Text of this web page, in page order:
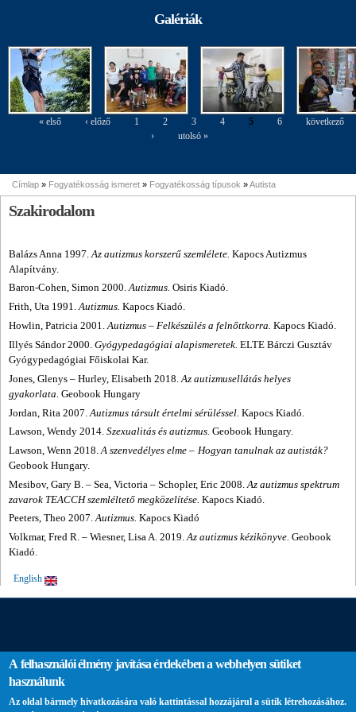
képekben
Galériák
Oldalak
« első ‹ előző 1 2 3 4 5 6
következő
›
utolsó »
Jelenlegi hely
Címlap » Fogyatékosság ismeret » Fogyatékosság típusok »Autista
Szakirodalom
Balázs Anna 1997. Az autizmus korszerű szemlélete. Kapocs Autizmus
Alapítvány.
Baron-Cohen, Simon 2000. Autizmus. Osiris Kiadó.
Frith, Uta 1991. Autizmus. Kapocs Kiadó.
Howlin, Patricia 2001. Autizmus – Felkészülés a felnőttkorra. Kapocs Kiadó.
Illyés Sándor 2000. Gyógypedagógiai alapismeretek. ELTE Bárczi Gusztáv
Gyógypedagógiai Főiskolai Kar.
Jones, Glenys – Hurley, Elisabeth 2018. Az autizmusellátás helyes
gyakorlata. Geobook Hungary
Jordan, Rita 2007. Autizmus társult értelmi sérüléssel. Kapocs Kiadó
Lawson, Wendy 2014. Szexualitás és autizmus. Geobook Hungary.
Lawson, Wenn 2018. A szenvedélyes elme – Hogyan tanulnak az autisták?
Geobook Hungary.
Mesibov, Gary B. – Sea, Victoria – Schopler, Eric 2008. Az autizmus spektrum
zavarok TEACCH szemléltető megközelítése. Kapocs Kiadó.
Peeters, Theo 2007. Autizmus. Kapocs Kiadó
Volkmar, Fred R. – Wiesner, Lisa A. 2019. Az autizmus kézikönyve. Geobook
Kiadó.
English
A felhasználói élmény javítása érdekében a webhelyen sütiket
használunk
Az oldal bármely hivatkozására való kattintással hozzájárul a sütik létrehozásához.